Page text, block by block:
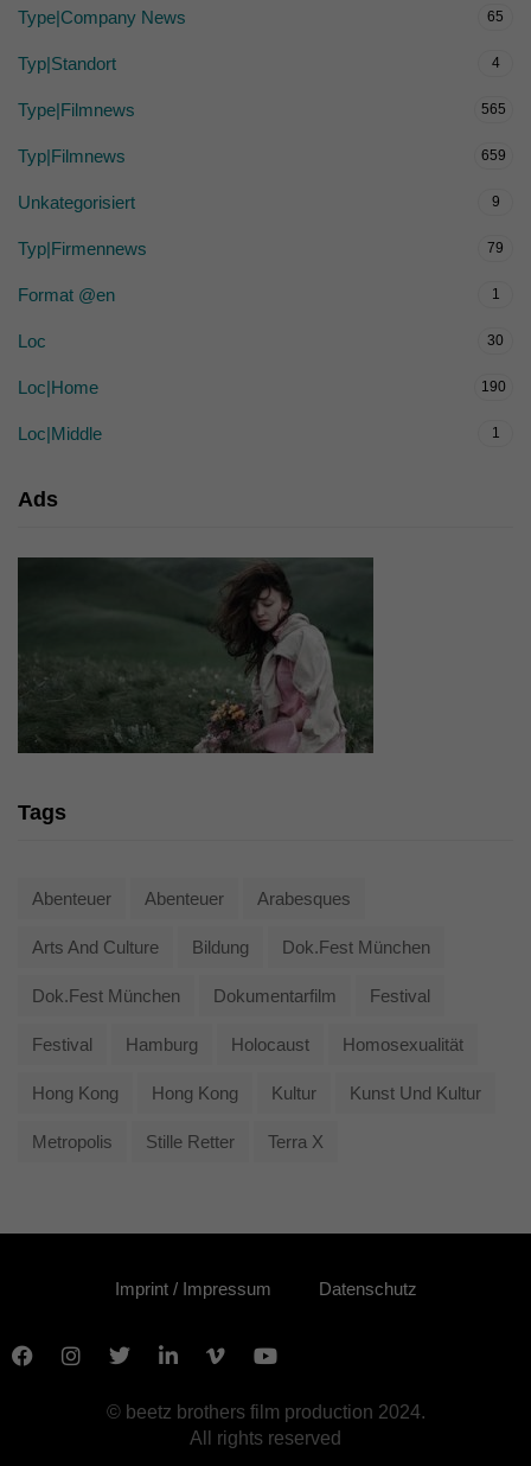
Type|Company News 65
Typ|Standort 4
Type|Filmnews 565
Typ|Filmnews 659
Unkategorisiert 9
Typ|Firmennews 79
Format @en 1
Loc 30
Loc|Home 190
Loc|Middle 1
Ads
Tags
Abenteuer Abenteuer Arabesques
Arts And Culture Bildung Dok.fest München
Dok.fest München Dokumentarfilm Festival
Festival Hamburg Holocaust Homosexualität
Hong Kong Hong Kong Kultur Kunst Und Kultur
Metropolis Stille Retter Terra X
Imprint / Impressum Datenschutz
© beetz brothers film production 2024.
All rights reserved